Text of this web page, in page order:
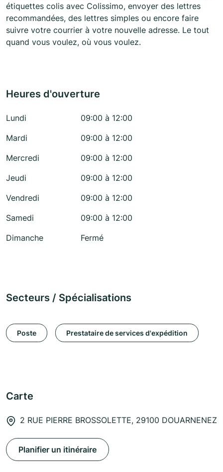
étiquettes colis avec Colissimo, envoyer des lettres
recommandées, des lettres simples ou encore faire
suivre votre courrier à votre nouvelle adresse. Le tout
quand vous voulez, où vous voulez.
Heures d'ouverture
Lundi
09:00 à 12:00
Mardi
09:00 à 12:00
Mercredi
09:00 à 12:00
Jeudi
09:00 à 12:00
Vendredi
09:00 à 12:00
Samedi
09:00 à 12:00
Dimanche
Fermé
Secteurs / Spécialisations
Poste Prestataire de services d'expédition
Carte
2 RUE PIERRE BROSSOLETTE, 29100 DOUARNENEZ
Planifier un itinéraire